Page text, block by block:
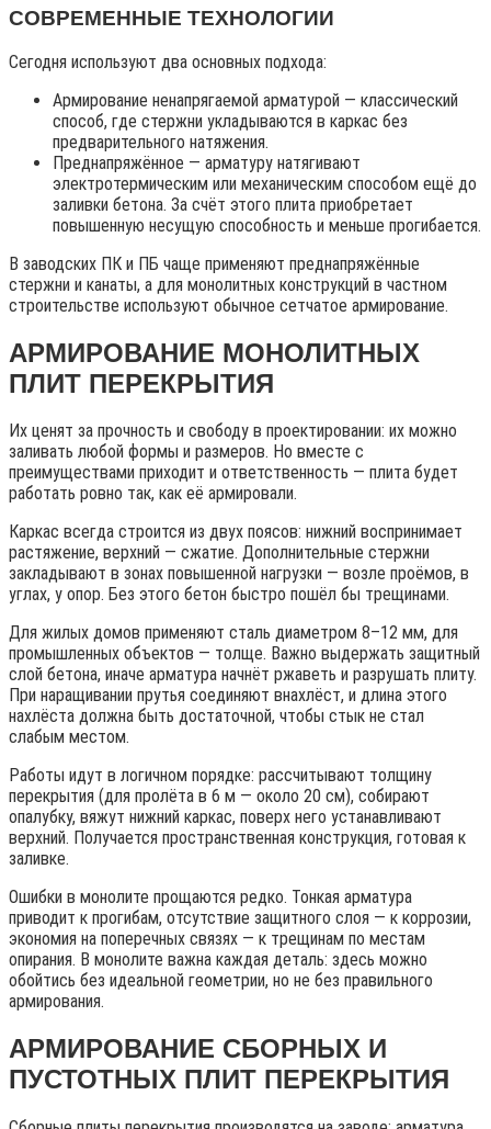
СОВРЕМЕННЫЕ ТЕХНОЛОГИИ
Сегодня используют два основных подхода:
Армирование ненапрягаемой арматурой — классический
способ, где стержни укладываются в каркас без
предварительного натяжения.
Преднапряжённое — арматуру натягивают
электротермическим или механическим способом ещё до
заливки бетона. За счёт этого плита приобретает
повышенную несущую способность и меньше прогибается.
В заводских ПК и ПБ чаще применяют преднапряжённые
стержни и канаты, а для монолитных конструкций в частном
строительстве используют обычное сетчатое армирование.
АРМИРОВАНИЕ МОНОЛИТНЫХ
ПЛИТ ПЕРЕКРЫТИЯ
Их ценят за прочность и свободу в проектировании: их можно
заливать любой формы и размеров. Но вместе с
преимуществами приходит и ответственность — плита будет
работать ровно так, как её армировали.
Каркас всегда строится из двух поясов: нижний воспринимает
растяжение, верхний — сжатие. Дополнительные стержни
закладывают в зонах повышенной нагрузки — возле проёмов, в
углах, у опор. Без этого бетон быстро пошёл бы трещинами.
Для жилых домов применяют сталь диаметром 8–12 мм, для
промышленных объектов — толще. Важно выдержать защитный
слой бетона, иначе арматура начнёт ржаветь и разрушать плиту.
При наращивании прутья соединяют внахлёст, и длина этого
нахлёста должна быть достаточной, чтобы стык не стал
слабым местом.
Работы идут в логичном порядке: рассчитывают толщину
перекрытия (для пролёта в 6 м — около 20 см), собирают
опалубку, вяжут нижний каркас, поверх него устанавливают
верхний. Получается пространственная конструкция, готовая к
заливке.
Ошибки в монолите прощаются редко. Тонкая арматура
приводит к прогибам, отсутствие защитного слоя — к коррозии,
экономия на поперечных связях — к трещинам по местам
опирания. В монолите важна каждая деталь: здесь можно
обойтись без идеальной геометрии, но не без правильного
армирования.
АРМИРОВАНИЕ СБОРНЫХ И
ПУСТОТНЫХ ПЛИТ ПЕРЕКРЫТИЯ